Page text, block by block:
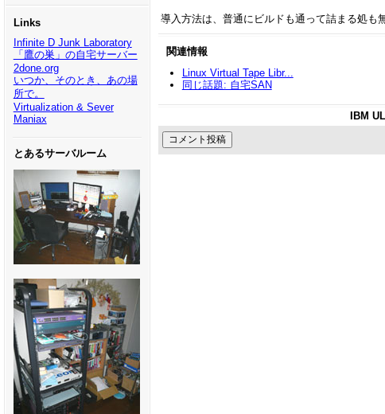
Links
Infinite D Junk Laboratory
「鷹の巣」の自宅サーバー
2done.org
いつか、そのとき、あの場
所で。
Virtualization & Sever
Maniax
とあるサーバルーム
導入方法は、普通にビルドも通って詰まる処も
関連情報
Linux Virtual Tape Libr...
同じ話題: 自宅SAN
IBM